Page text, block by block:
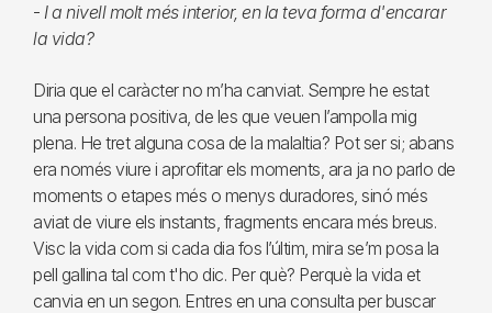
- I a nivell molt més interior, en la teva forma d'encarar
la vida?
Diria que el caràcter no m’ha canviat. Sempre he estat
una persona positiva, de les que veuen l’ampolla mig
plena. He tret alguna cosa de la malaltia? Pot ser si; abans
era només viure i aprofitar els moments, ara ja no parlo de
moments o etapes més o menys duradores, sinó més
aviat de viure els instants, fragments encara més breus.
Visc la vida com si cada dia fos l’últim, mira se’m posa la
pell gallina tal com t'ho dic. Per què? Perquè la vida et
canvia en un segon. Entres en una consulta per buscar